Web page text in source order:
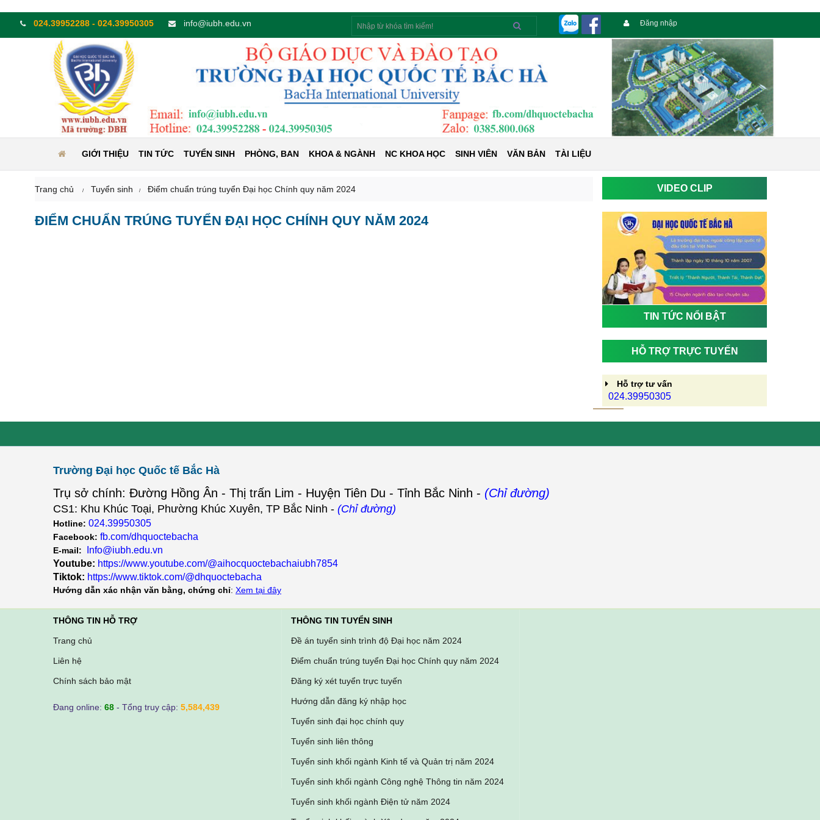
024.39952288 - 024.39950305 info@iubh.edu.vn
Tìm
kiếm
Đăng nhập
GIỚI THIỆU TIN TỨC TUYỂN SINH PHÒNG, BAN KHOA & NGÀNH NC KHOA HỌC SINH VIÊN VĂN BẢN TÀI LIỆU
Trang chủ Tuyển sinh Điểm chuẩn trúng tuyển Đại học Chính quy năm 2024
ĐIỂM CHUẨN TRÚNG TUYỂN ĐẠI HỌC CHÍNH QUY NĂM 2024
VIDEO CLIP
TIN TỨC NỔI BẬT
HỖ TRỢ TRỰC TUYẾN
Hỗ trợ tư vấn
024.39950305
Trường Đại học Quốc tế Bắc Hà
Trụ sở chính: Đường Hồng Ân - Thị trấn Lim - Huyện Tiên Du - Tỉnh Bắc Ninh - (Chỉ đường)
CS1: Khu Khúc Toại, Phường Khúc Xuyên, TP Bắc Ninh - (Chỉ đường)
Hotline: 024.39950305
Facebook: fb.com/dhquoctebacha
E-mail:
Info@iubh.edu.vn
Youtube: https://www.youtube.com/@aihocquoctebachaiubh7854
Tiktok: https://www.tiktok.com/@dhquoctebacha
Hướng dẫn xác nhận văn bằng, chứng chỉ: Xem tại đây
THÔNG TIN HỖ TRỢ
Trang chủ
Liên hệ
Chính sách bảo mật
Đang online: 68 - Tổng truy cập: 5,584,439
THÔNG TIN TUYỂN SINH
Đề án tuyển sinh trình độ Đại học năm 2024
Điểm chuẩn trúng tuyển Đại học Chính quy năm 2024
Đăng ký xét tuyển trực tuyến
Hướng dẫn đăng ký nhập học
Tuyển sinh đại học chính quy
Tuyển sinh liên thông
Tuyển sinh khối ngành Kinh tế và Quản trị năm 2024
Tuyển sinh khối ngành Công nghệ Thông tin năm 2024
Tuyển sinh khối ngành Điện tử năm 2024